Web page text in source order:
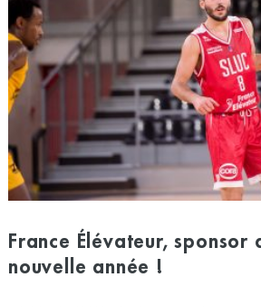
France Élévateur, sponsor
nouvelle année !